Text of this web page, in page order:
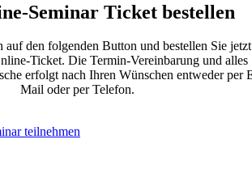
Seminar Ticket bestellen
den folgenden Button und bestellen Sie jetzt
Ticket. Die Termin-Vereinbarung und alles
erfolgt nach Ihren Wünschen entweder per
Mail oder per Telefon.
teilnehmen